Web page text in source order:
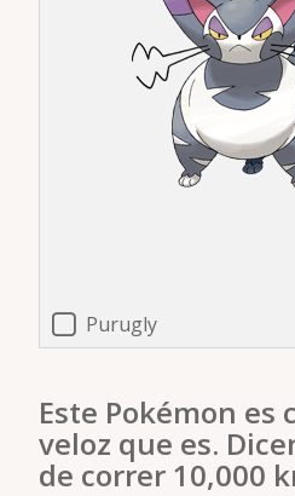
Purugly
Este Pokémon es
veloz que es.
de correr 10,000